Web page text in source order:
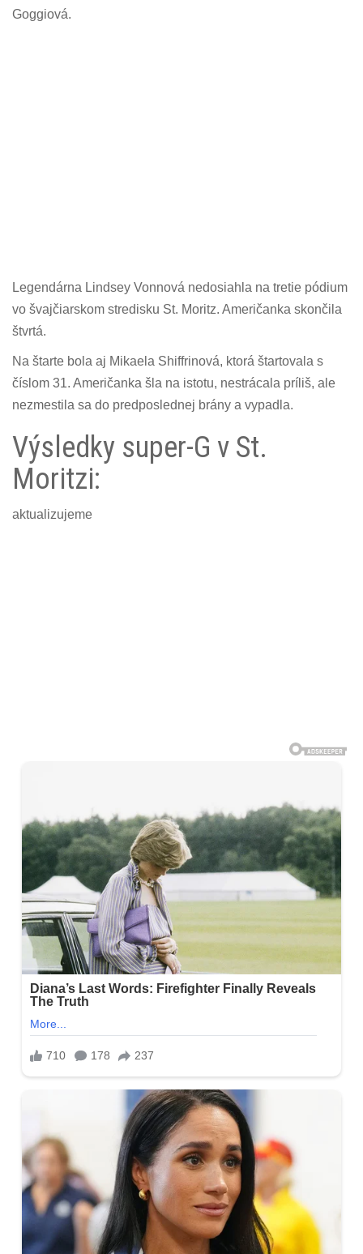
Goggiová.
Legendárna Lindsey Vonnová nedosiahla na tretie pódium
vo švajčiarskom stredisku St. Moritz. Američanka skončila
štvrtá.
Na štarte bola aj Mikaela Shiffrinová, ktorá štartovala s
číslom 31. Američanka šla na istotu, nestrácala príliš, ale
nezmestila sa do predposlednej brány a vypadla.
Výsledky super-G v St.
Moritzi:
aktualizujeme